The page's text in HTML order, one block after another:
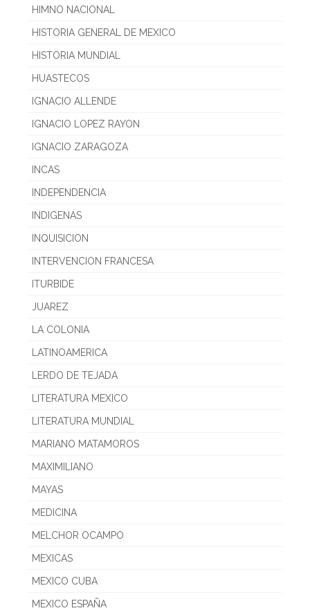
HIMNO NACIONAL
HISTORIA GENERAL DE MEXICO
HISTORIA MUNDIAL
HUASTECOS
IGNACIO ALLENDE
IGNACIO LOPEZ RAYON
IGNACIO ZARAGOZA
INCAS
INDEPENDENCIA
INDIGENAS
INQUISICION
INTERVENCION FRANCESA
ITURBIDE
JUAREZ
LA COLONIA
LATINOAMERICA
LERDO DE TEJADA
LITERATURA MEXICO
LITERATURA MUNDIAL
MARIANO MATAMOROS
MAXIMILIANO
MAYAS
MEDICINA
MELCHOR OCAMPO
MEXICAS
MEXICO CUBA
MEXICO ESPAÑA